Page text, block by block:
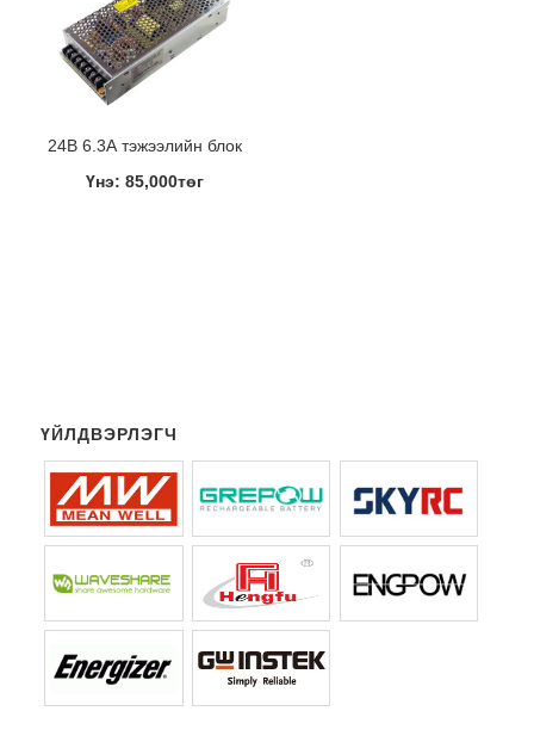
24В 6.3А тэжээлийн блок
Үнэ: 85,000төг
ҮЙЛДВЭРЛЭГЧ